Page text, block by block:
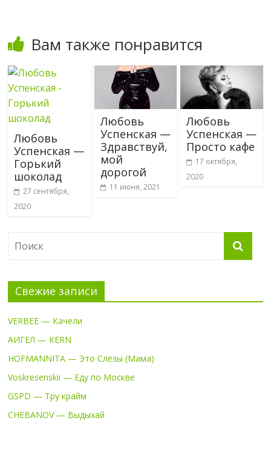
Вам также понравится
Любовь
Успенская —
Горький
шоколад
27 сентября,
2020
Любовь
Успенская —
Здравствуй,
мой
дорогой
11 июня, 2021
Любовь
Успенская —
Просто кафе
17 октября,
2020
Свежие записи
VERBEE — Качели
АИГЕЛ — KERN
HOFMANNITA — Это Слёзы (Мама)
Voskresenskii — Еду по Москве
GSPD — Тру крайм
CHEBANOV — Выдыхай